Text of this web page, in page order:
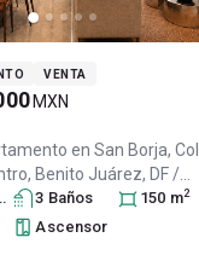
VENTA
MXN
en San Borja, Col.
Benito Juárez, DF /
, C.P. 03100 , ID:31624758
s 3 Baños 150 m2
Ascensor